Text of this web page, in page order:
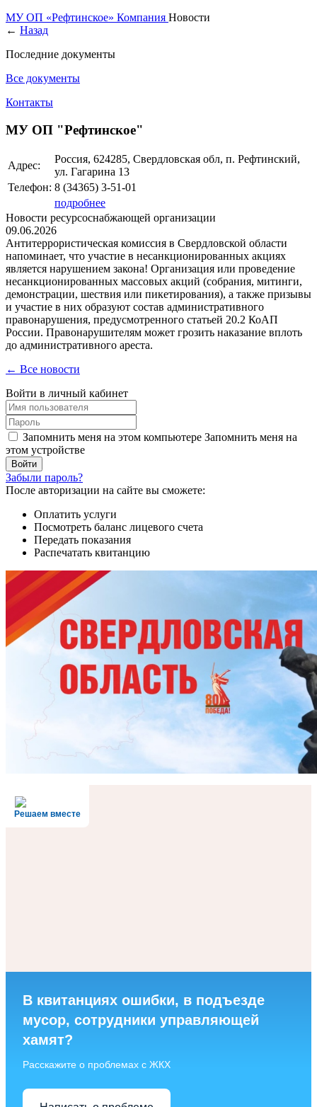
МУ ОП «Рефтинское» Компания Новости
← Назад
Последние документы
Все документы
Контакты
МУ ОП "Рефтинское"
Адрес:
Россия, 624285, Свердловская обл, п. Рефтинский,
ул. Гагарина 13
Телефон: 8 (34365) 3-51-01
подробнее
Новости ресурсоснабжающей организации
09.06.2026
Антитеррористическая комиссия в Свердловской области
напоминает, что участие в несанкционированных акциях
является нарушением закона! Организация или проведение
несанкционированных массовых акций (собрания, митинги,
демонстрации, шествия или пикетирования), а также призывы
и участие в них образуют состав административного
правонарушения, предусмотренного статьей 20.2 КоАП
России. Правонарушителям может грозить наказание вплоть
до административного ареста.
← Все новости
Войти в личный кабинет
Запомнить меня на этом компьютере Запомнить меня на
этом устройстве
Забыли пароль?
После авторизации на сайте вы сможете:
Оплатить услуги
Посмотреть баланс лицевого счета
Передать показания
Распечатать квитанцию
Решаем вместе
В квитанциях ошибки, в подъезде
мусор, сотрудники управляющей
хамят?
Расскажите о проблемах с ЖКХ